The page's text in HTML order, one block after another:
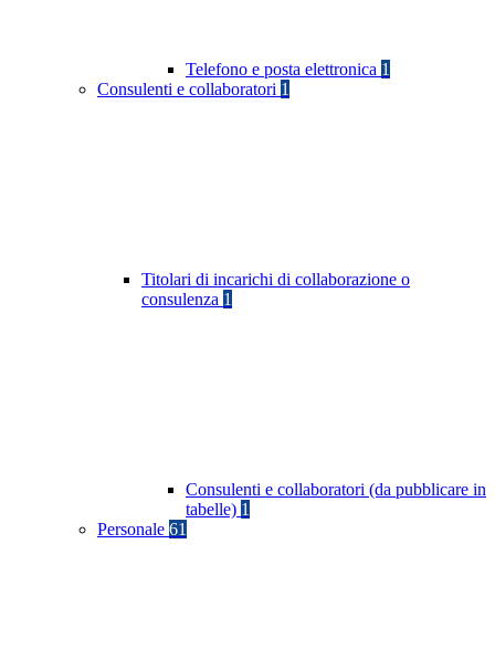
Telefono e posta elettronica 1
Consulenti e collaboratori 1
Titolari di incarichi di collaborazione o
consulenza 1
Consulenti e collaboratori (da pubblicare in
tabelle) 1
Personale 61